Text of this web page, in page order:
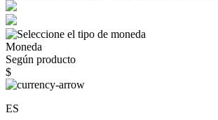
Moneda
Según producto
$
ES